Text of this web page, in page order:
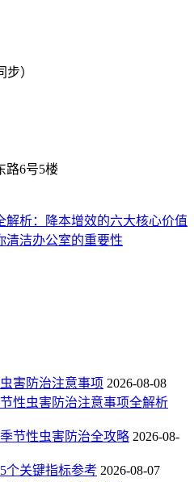
）
6号5楼
解析：降本增效的六大核心价值
清洁办公室的重要性
害防治注意事项 2026-08-08
性虫害防治注意事项全解析
节性虫害防治全攻略 2026-08-
个关键指标参考 2026-08-07